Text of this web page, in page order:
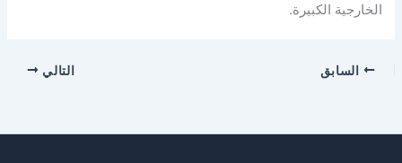
الخارجية الكبيرة.
السابق التالي